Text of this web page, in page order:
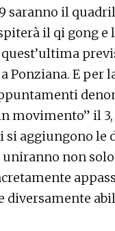
saranno il
il qi gong e
Ponziana. E per
movimento” il
si aggiungono le
uniranno non
diversamente